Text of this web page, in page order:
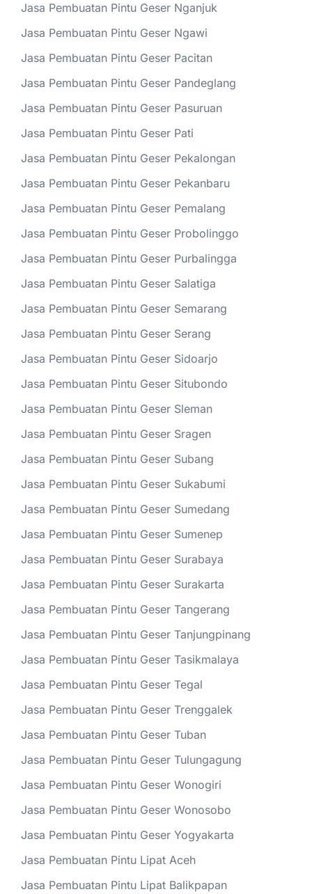
Jasa Pembuatan Pintu Geser Nganjuk
Jasa Pembuatan Pintu Geser Ngawi
Jasa Pembuatan Pintu Geser Pacitan
Jasa Pembuatan Pintu Geser Pandeglang
Jasa Pembuatan Pintu Geser Pasuruan
Jasa Pembuatan Pintu Geser Pati
Jasa Pembuatan Pintu Geser Pekalongan
Jasa Pembuatan Pintu Geser Pekanbaru
Jasa Pembuatan Pintu Geser Pemalang
Jasa Pembuatan Pintu Geser Probolinggo
Jasa Pembuatan Pintu Geser Purbalingga
Jasa Pembuatan Pintu Geser Salatiga
Jasa Pembuatan Pintu Geser Semarang
Jasa Pembuatan Pintu Geser Serang
Jasa Pembuatan Pintu Geser Sidoarjo
Jasa Pembuatan Pintu Geser Situbondo
Jasa Pembuatan Pintu Geser Sleman
Jasa Pembuatan Pintu Geser Sragen
Jasa Pembuatan Pintu Geser Subang
Jasa Pembuatan Pintu Geser Sukabumi
Jasa Pembuatan Pintu Geser Sumedang
Jasa Pembuatan Pintu Geser Sumenep
Jasa Pembuatan Pintu Geser Surabaya
Jasa Pembuatan Pintu Geser Surakarta
Jasa Pembuatan Pintu Geser Tangerang
Jasa Pembuatan Pintu Geser Tanjungpinang
Jasa Pembuatan Pintu Geser Tasikmalaya
Jasa Pembuatan Pintu Geser Tegal
Jasa Pembuatan Pintu Geser Trenggalek
Jasa Pembuatan Pintu Geser Tuban
Jasa Pembuatan Pintu Geser Tulungagung
Jasa Pembuatan Pintu Geser Wonogiri
Jasa Pembuatan Pintu Geser Wonosobo
Jasa Pembuatan Pintu Geser Yogyakarta
Jasa Pembuatan Pintu Lipat Aceh
Jasa Pembuatan Pintu Lipat Balikpapan